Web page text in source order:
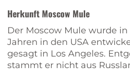
Herkunft Moscow Mule
Der Moscow Mule wurde in
Jahren in den USA
gesagt in Los Angeles.
stammt er nicht aus